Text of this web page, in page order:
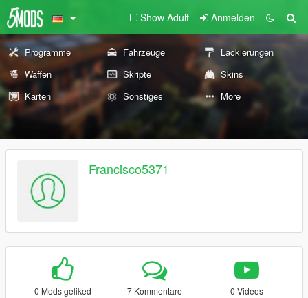
Show Adult Anmelden
Programme Fahrzeuge
Lackierungen
Waffen
Skripte
Skins
Karten
Sonstiges More
Francisco5371
0 Mods geliked 7 Kommentare 0 Videos